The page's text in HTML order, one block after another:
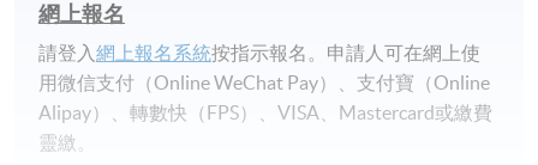
網上報名
請登入網上報名系統按指示報名。申請人可在網上使
用微信支付（Online WeChat Pay）、支付寶（Online
Alipay）、轉數快（FPS）、VISA、Mastercard或繳費
靈繳。